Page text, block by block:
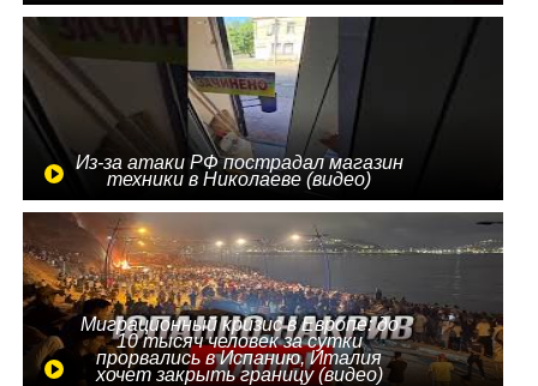
Из-за атаки РФ пострадал магазин
техники в Николаеве (видео)
Миграционный кризис в Европе: до
10 тысяч человек за сутки
прорвались в Испанию, Италия
хочет закрыть границу (видео)